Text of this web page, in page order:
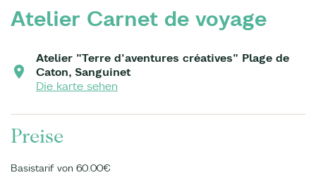
Atelier Carnet de voyage
Atelier "Terre d'aventures créatives" Plage de
Caton, Sanguinet
Die karte sehen
Preise
Basistarif von 60.00€